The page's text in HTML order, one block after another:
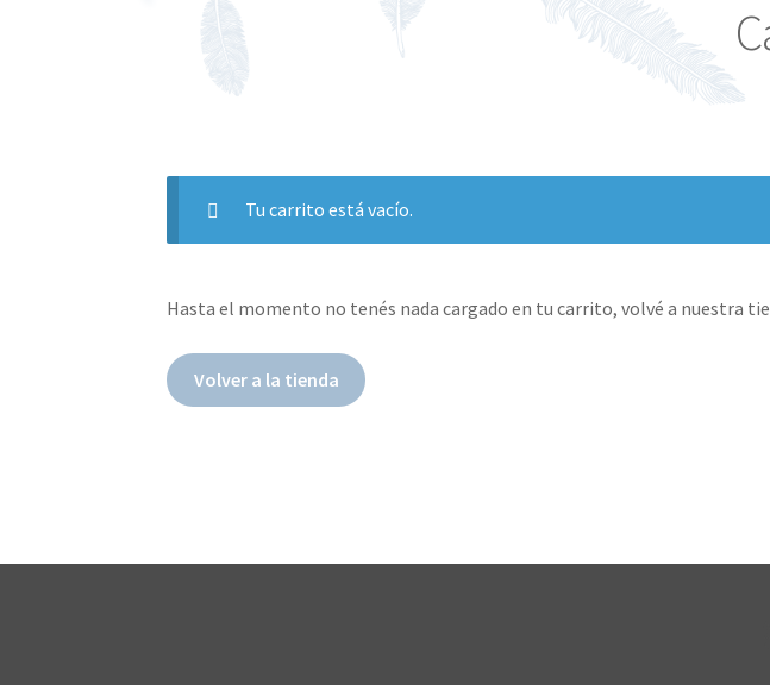
Tu carrito está vacío.
Hasta el momento no tenés nada cargado en tu carrito, volvé a nuestra
Volver a la tienda